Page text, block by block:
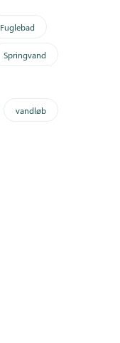
Fuglebad
Springvand
vandløb